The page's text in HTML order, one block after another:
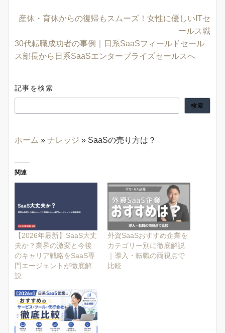
産休・育休からの復帰もスムーズ！女性に優しいITセ
ールス職
30代転職成功者の事例｜日系SaaSフィールドセール
ス部長から日系SaaSエンタープライズセールスへ
記事を検索
検索
ホーム » ナレッジ » SaaSの売り方は？
関連
【2026年最新】SaaS大丈
夫か？業界の激変と今後
のキャリア戦略をSaaS専
門エージェントが徹底解
説
外資SaaSおすすめ企業を
カテゴリー別に徹底解説
｜導入・転職の両視点で
比較